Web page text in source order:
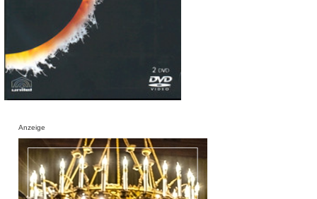
Anzeige